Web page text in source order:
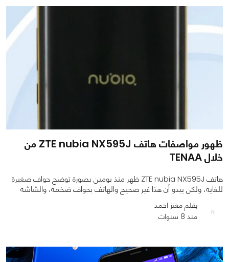
ظهور مواصفات هاتف ZTE nubia NX595J من
خلال TENAA
هاتف ZTE nubia NX595J ظهر منذ يومين بصورة توضح حواف صغيرة
للغاية، ولكن يبدو أن هذا غير صحيح والهاتف بحواف ضخمة، والشاشة
بقلم معتز احمد
منذ 8 سنوات